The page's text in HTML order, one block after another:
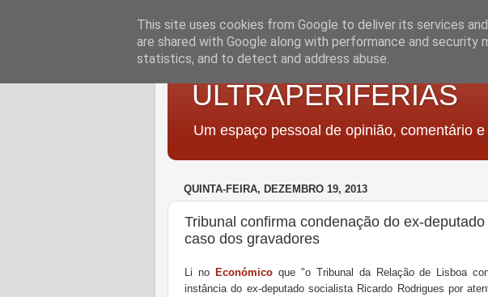
ULTRAPERIFERIAS
Um espaço pessoal de opinião, comentário
QUINTA-FEIRA, DEZEMBRO 19, 2013
Tribunal confirma condenação do ex-
caso dos gravadores
Li no Económicoque "o Tribunal da Relação de Lisboa
instância do ex-deputado socialista Ricardo Rodrigues por
This site uses cookies from Google to deliver its services
are shared with Google along with performance and
statistics, and to detect and address abuse.